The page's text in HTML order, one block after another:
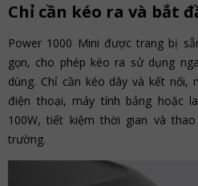
Chỉ cần kéo ra và bắt
Power 1000 Mini được trang bị
gọn, cho phép kéo ra sử dụng
dùng. Chỉ cần kéo dây và kết nối,
điện thoại, máy tính bảng hoặc
100W, tiết kiệm thời gian và
trường.